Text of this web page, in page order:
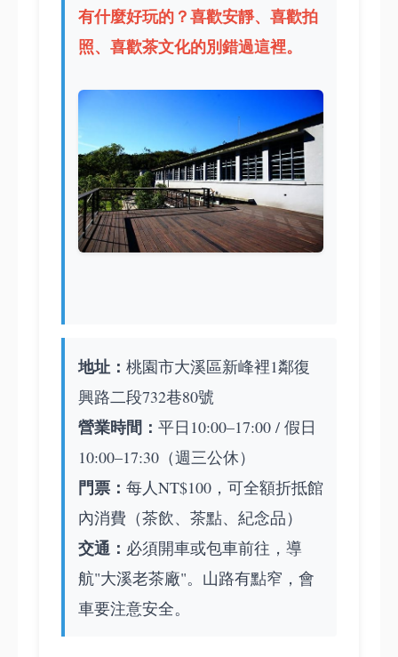
有什麼好玩的？喜歡安靜、喜歡拍
照、喜歡茶文化的別錯過這裡。
地址： 桃園市大溪區新峰裡1鄰復
興路二段732巷80號
營業時間： 平日10:00–17:00 / 假日
10:00–17:30（週三公休）
門票： 每人NT$100，可全額折抵館
內消費（茶飲、茶點、紀念品）
交通： 必須開車或包車前往，導
航"大溪老茶廠"。山路有點窄，會
車要注意安全。